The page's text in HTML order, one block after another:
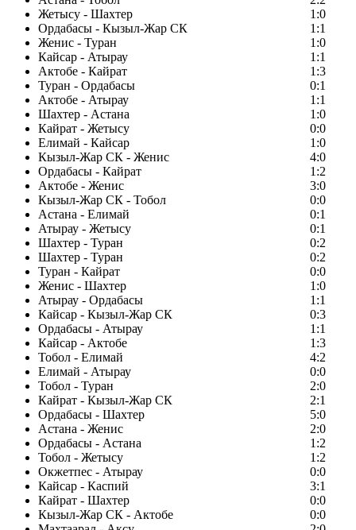
Жетысу - Шахтер
1:0
Ордабасы - Кызыл-Жар СК
1:1
Женис - Туран
1:0
Кайсар - Атырау
1:1
Актобе - Кайрат
1:3
Туран - Ордабасы
0:1
Актобе - Атырау
1:1
Шахтер - Астана
1:0
Кайрат - Жетысу
0:0
Елимай - Кайсар
1:0
Кызыл-Жар СК - Женис
4:0
Ордабасы - Кайрат
1:2
Актобе - Женис
3:0
Кызыл-Жар СК - Тобол
0:0
Астана - Елимай
0:1
Атырау - Жетысу
0:1
Шахтер - Туран
0:2
Шахтер - Туран
0:2
Туран - Кайрат
0:0
Женис - Шахтер
1:0
Атырау - Ордабасы
1:1
Кайсар - Кызыл-Жар СК
0:3
Ордабасы - Атырау
1:1
Кайсар - Актобе
1:3
Тобол - Елимай
4:2
Елимай - Атырау
0:0
Тобол - Туран
2:0
Кайрат - Кызыл-Жар СК
2:1
Ордабасы - Шахтер
5:0
Астана - Женис
2:0
Ордабасы - Астана
1:2
Тобол - Жетысу
1:2
Окжетпес - Атырау
0:0
Кайсар - Каспий
3:1
Кайрат - Шахтер
0:0
Кызыл-Жар СК - Актобе
0:0